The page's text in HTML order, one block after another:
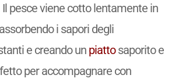
Il pesce viene cotto lentamente in
i sapori degli
e creando un piattosaporito e
per accompagnare con